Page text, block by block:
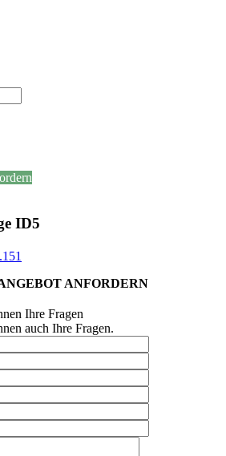
ID5
ANFORDERN
Ihre Fragen
auch Ihre Fragen.